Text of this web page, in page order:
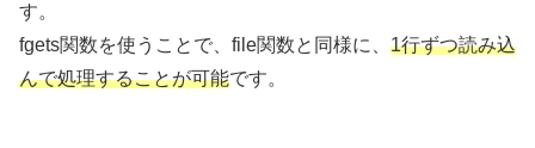
す。
fgets関数を使うことで、file関数と同様に、 1行ずつ読み込
んで処理することが可能です。